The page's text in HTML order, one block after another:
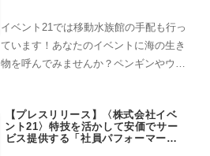
イベント21では移動水族館の手配も行っ
ています！あなたのイベントに海の生き
物を呼んでみませんか？ペンギンやウミ
【プレスリリース】〈株式会社イベ
ント21〉特技を活かして安価でサー
ビス提供する「社員パフォーマー」